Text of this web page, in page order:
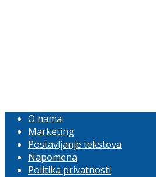
O nama
Marketing
Postavljanje tekstova
Napomena
Politika privatnosti